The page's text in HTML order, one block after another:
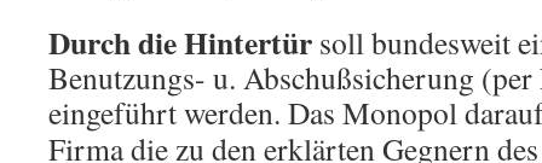
Durch die Hintertür soll bundesweit
Benutzungs- u. Abschußsicherung
eingeführt werden. Das Monopol
Firma die zu den erklärten Gegnern